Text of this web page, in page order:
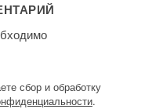
сбор и обработку
.